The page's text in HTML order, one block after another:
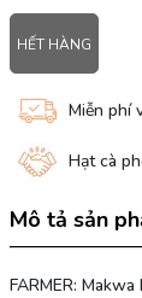
HẾT HÀNG
Miễn phí
Hạt cà
Mô tả sản
FARMER: Makwa